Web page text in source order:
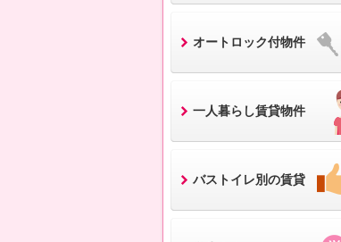
オートロック付物件
一人暮らし賃貸物件
バストイレ別の賃貸